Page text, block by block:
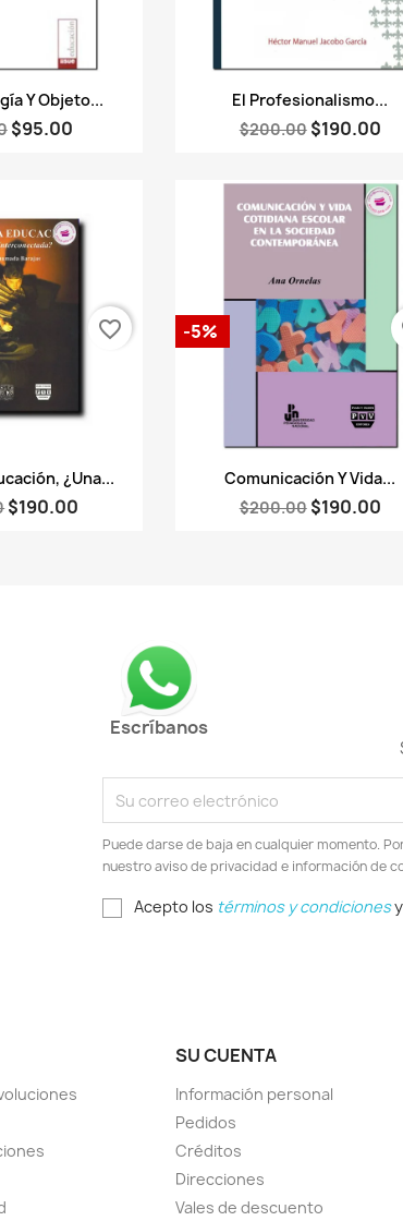
rápida
Y Objeto...
$95.00
Vista rápida
El Profesionalismo...
$200.00 $190.00
rápida¿Una...
$190.00
favorite_border
Vista rápida
Comunicación Y Vida...
$200.00 $190.00
-5%
Escríbanos
Puede darse de baja en cualquier momento.
nuestro aviso de privacidad e información de
Acepto los términos y condiciones
SU CUENTA
Información personal
Pedidos
Créditos
Direcciones
Vales de descuento